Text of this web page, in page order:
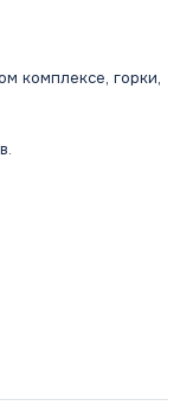
комплексе, горки,